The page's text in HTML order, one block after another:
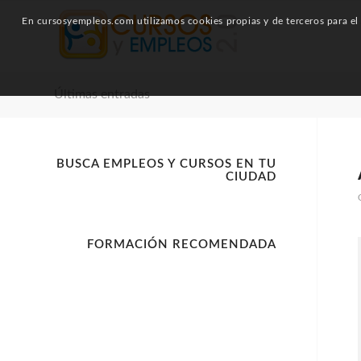
Últimas entradas
BUSCA EMPLEOS Y CURSOS EN TU
CIUDAD
FORMACIÓN RECOMENDADA
En cursosyempleos.com utilizamos cookies propias y de terceros para